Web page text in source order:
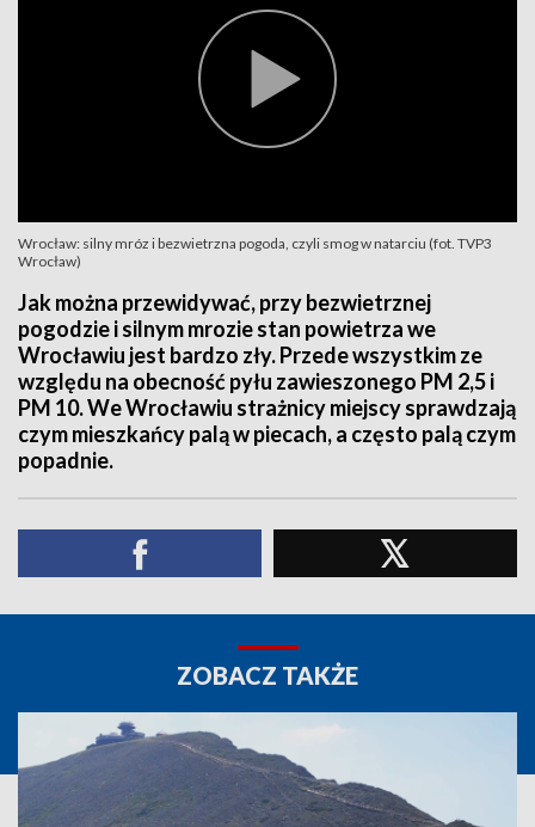
Wrocław: silny mróz i bezwietrzna pogoda, czyli smog w natarciu (fot. TVP3
Wrocław)
Jak można przewidywać, przy bezwietrznej
pogodzie i silnym mrozie stan powietrza we
Wrocławiu jest bardzo zły. Przede wszystkim ze
względu na obecność pyłu zawieszonego PM 2,5 i
PM 10. We Wrocławiu strażnicy miejscy sprawdzają
czym mieszkańcy palą w piecach, a często palą czym
popadnie.
ZOBACZ TAKŻE